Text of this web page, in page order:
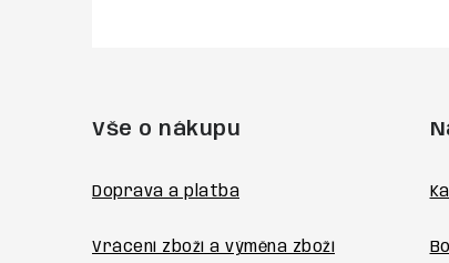
Vše o nákupu
Doprava a platba
Vrácení zboží a výměna zboží